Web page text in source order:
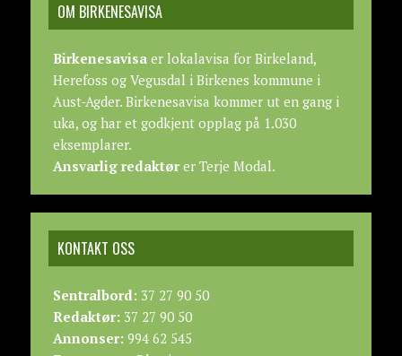
OM BIRKENESAVISA
Birkenesavisaer lokalavisa for Birkeland,
Herefoss og Vegusdal i Birkenes kommune i
Aust-Agder. Birkenesavisa kommer ut en gang i
uka, og har et godkjent opplag på 1.030
eksemplarer.
Ansvarlig redaktører Terje Modal.
KONTAKT OSS
Sentralbord:37 27 90 50
Redaktør:37 27 90 50
Annonser:994 62 545